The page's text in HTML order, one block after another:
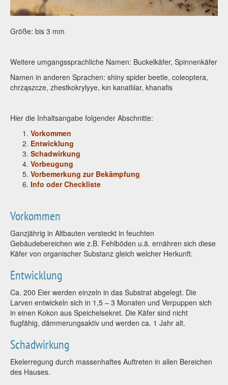
Größe: bis 3 mm
Weitere umgangssprachliche Namen: Buckelkäfer, Spinnenkäfer
Namen in anderen Sprachen: shiny spider beetle, coleoptera,
chrząszcze, zhestkokrylyye, kın kanatlılar, khanafis
Hier die Inhaltsangabe folgender Abschnitte:
Vorkommen
Entwicklung
Schadwirkung
Vorbeugung
Vorbemerkung zur Bekämpfung
Info oder Checkliste
Vorkommen
Ganzjährig in Altbauten versteckt in feuchten
Gebäudebereichen wie z.B. Fehlböden u.ä. ernähren sich diese
Käfer von organischer Substanz gleich welcher Herkunft.
Entwicklung
Ca. 200 Eier werden einzeln in das Substrat abgelegt. Die
Larven entwickeln sich in 1,5 – 3 Monaten und Verpuppen sich
in einen Kokon aus Speichelsekret. Die Käfer sind nicht
flugfähig, dämmerungsaktiv und werden ca. 1 Jahr alt.
Schadwirkung
Ekelerregung durch massenhaftes Auftreten in allen Bereichen
des Hauses.